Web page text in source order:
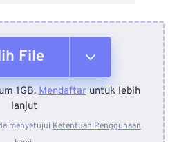
File
Perangkat
1GB.Mendaftaruntuk lebih
lanjut
menyetujui Ketentuan Penggunaan